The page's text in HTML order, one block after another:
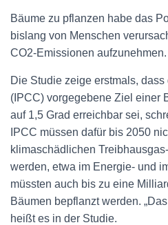
Bäume zu pflanzen habe das
bislang von Menschen
CO2-Emissionen aufzunehmen.
Die Studie zeige erstmals,
(IPCC) vorgegebene Ziel einer
auf 1,5 Grad erreichbar sei,
IPCC müssen dafür bis 2050
klimaschädlichen
werden, etwa im Energie- und
müssten auch bis zu eine
Bäumen bepflanzt werden.
heißt es in der Studie.